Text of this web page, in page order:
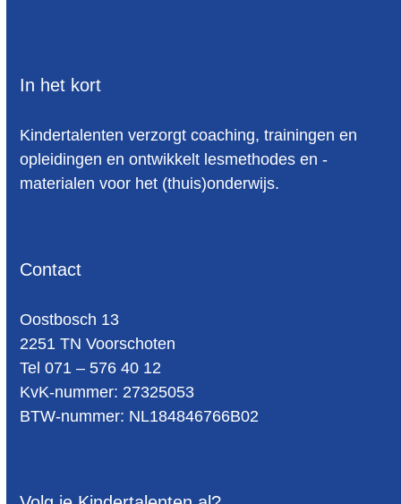
In het kort
Kindertalenten verzorgt coaching, trainingen en
opleidingen en ontwikkelt lesmethodes en -
materialen voor het (thuis)onderwijs.
Contact
Oost­bosch 13
2251 TN Voorschoten
Tel 071 – 576 40 12
KvK-nummer: 27325053
BTW-num­mer: NL184846766B02